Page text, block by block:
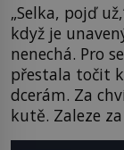
„Selka, pojď
když je
nenechá. Pro
přestala točit
dcerám. Za
kutě. Zaleze